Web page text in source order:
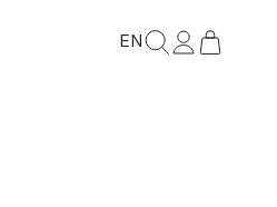
EN